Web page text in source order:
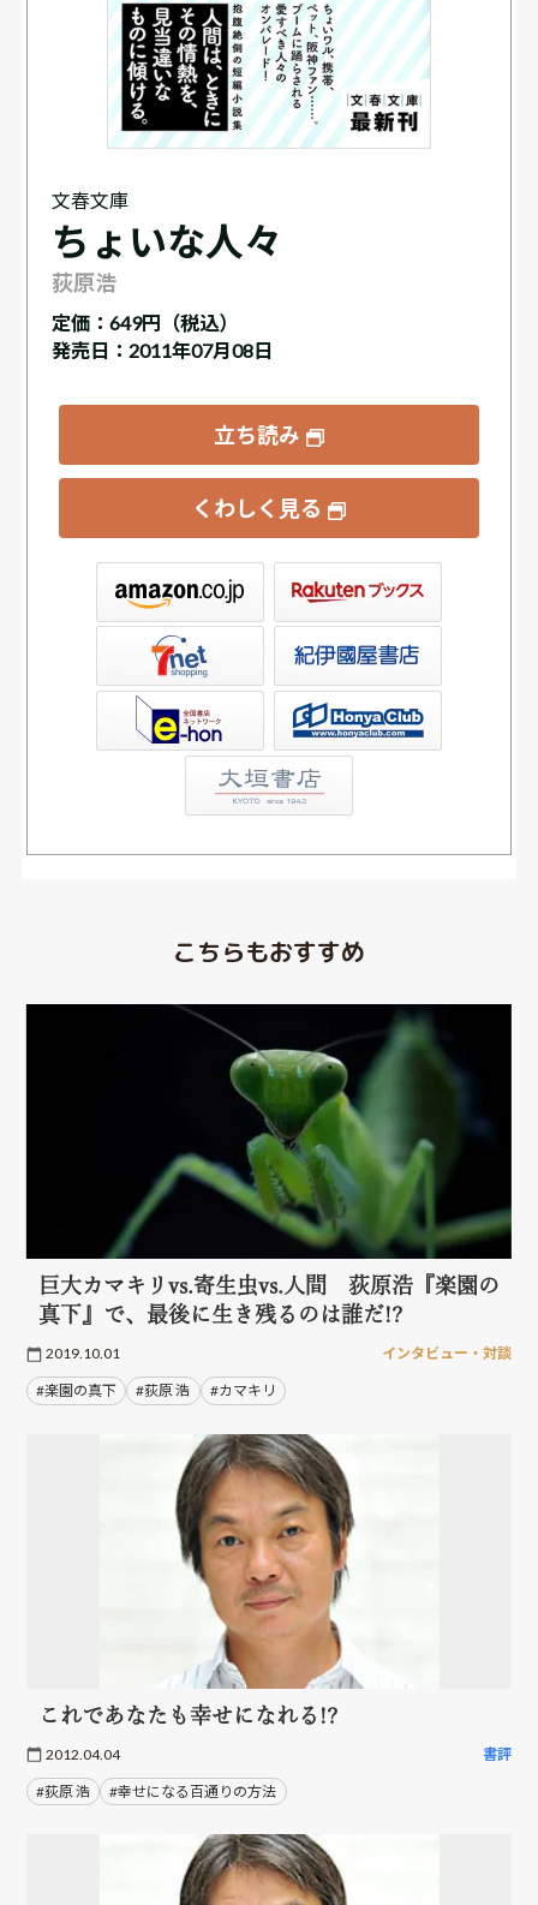
文春文庫
ちょいな人々
荻原浩
定価： 649円（税込）
発売日：2011年07月08日
立ち読み
くわしく見る
書店ウェブストア
こちらもおすすめ
巨大カマキリvs.寄生虫vs.人間 荻原浩『楽園の
真下』で、最後に生き残るのは誰だ!?
2019.10.01 インタビュー・対談
#楽園の真下 #荻原 浩 #カマキリ
これであなたも幸せになれる!?
2012.04.04 書評
#荻原 浩 #幸せになる百通りの方法